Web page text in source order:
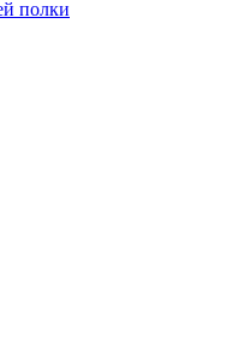
полки